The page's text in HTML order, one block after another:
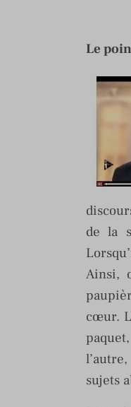
Le
de la
Ainsi,
cœur.
sujets